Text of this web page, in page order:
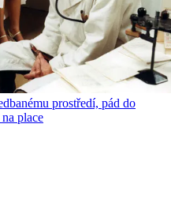
prostředí, pád do
place